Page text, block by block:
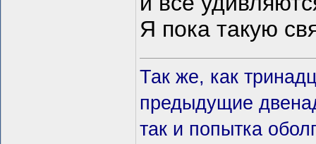
Я пока такую
Так же, как
предыдущие
так и попытка